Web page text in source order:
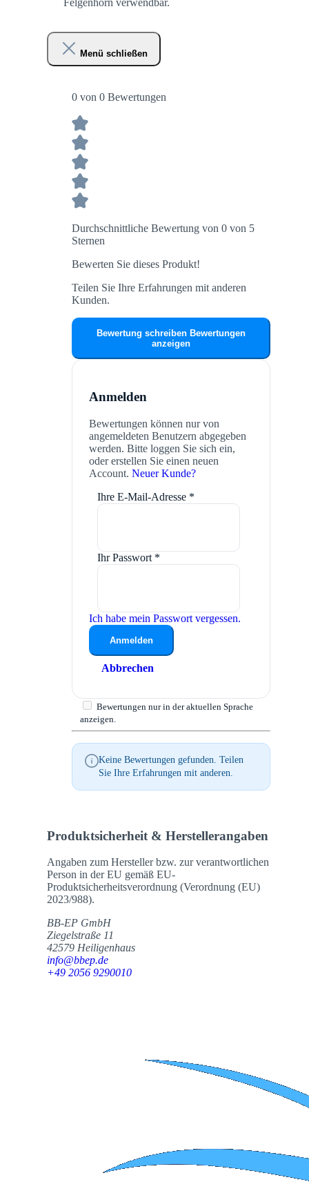
Menü schließen
0 von 0 Bewertungen
Durchschnittliche Bewertung von 0 von 5
Sternen
Bewerten Sie dieses Produkt!
Teilen Sie Ihre Erfahrungen mit anderen
Kunden.
Bewertung schreiben Bewertungen
anzeigen
Anmelden
Bewertungen können nur von
angemeldeten Benutzern abgegeben
werden. Bitte loggen Sie sich ein,
oder erstellen Sie einen neuen
Account. Neuer Kunde?
Ihre E-Mail-Adresse *
Ihr Passwort *
Ich habe mein Passwort vergessen.
Anmelden
Abbrechen
Bewertungen nur in der aktuellen Sprache
anzeigen.
Keine Bewertungen gefunden. Teilen
Sie Ihre Erfahrungen mit anderen.
Produktsicherheit & Herstellerangaben
Angaben zum Hersteller bzw. zur verantwortlichen
Person in der EU gemäß EU-
Produktsicherheitsverordnung (Verordnung (EU)
2023/988).
BB-EP GmbH
Ziegelstraße 11
42579 Heiligenhaus
info@bbep.de
+49 2056 9290010